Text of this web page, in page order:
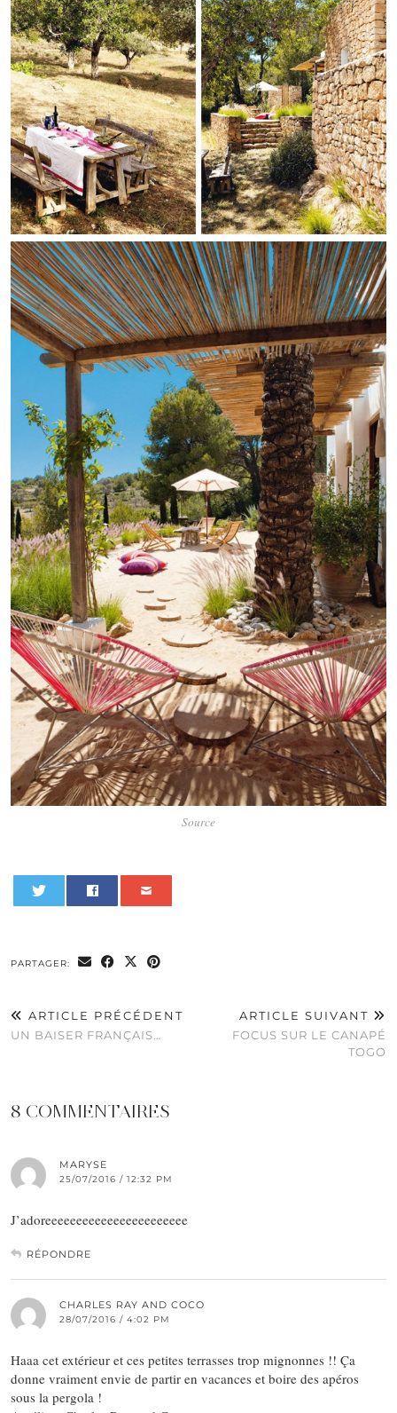
Source
PARTAGER:
ARTICLE PRÉCÉDENT
UN BAISER FRANÇAIS…
ARTICLE SUIVANT
FOCUS SUR LE CANAPÉ
TOGO
8 COMMENTAIRES
MARYSE
25/07/2016 / 12:32 PM
J’adoreeeeeeeeeeeeeeeeeeeeeee
RÉPONDRE
CHARLES RAY AND COCO
28/07/2016 / 4:02 PM
Haaa cet extérieur et ces petites terrasses trop mignonnes !! Ça
donne vraiment envie de partir en vacances et boire des apéros
sous la pergola !